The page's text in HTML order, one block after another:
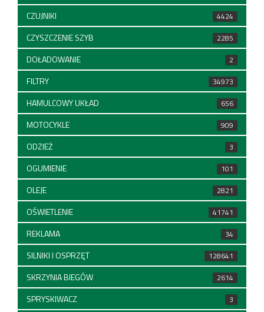
CZUJNIKI 4424
CZYSZCZENIE SZYB 2285
DOŁADOWANIE 2
FILTRY 34973
HAMULCOWY UKŁAD 656
MOTOCYKLE 909
ODZIEŻ 3
OGUMIENIE 101
OLEJE 2821
OŚWIETLENIE 41741
REKLAMA 34
SILNIKI I OSPRZĘT 128641
SKRZYNIA BIEGÓW 2614
SPRYSKIWACZ 3